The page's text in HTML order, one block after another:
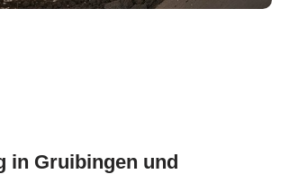
in Gruibingen und